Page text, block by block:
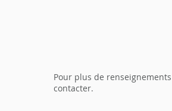
Pour plus de
contacter.